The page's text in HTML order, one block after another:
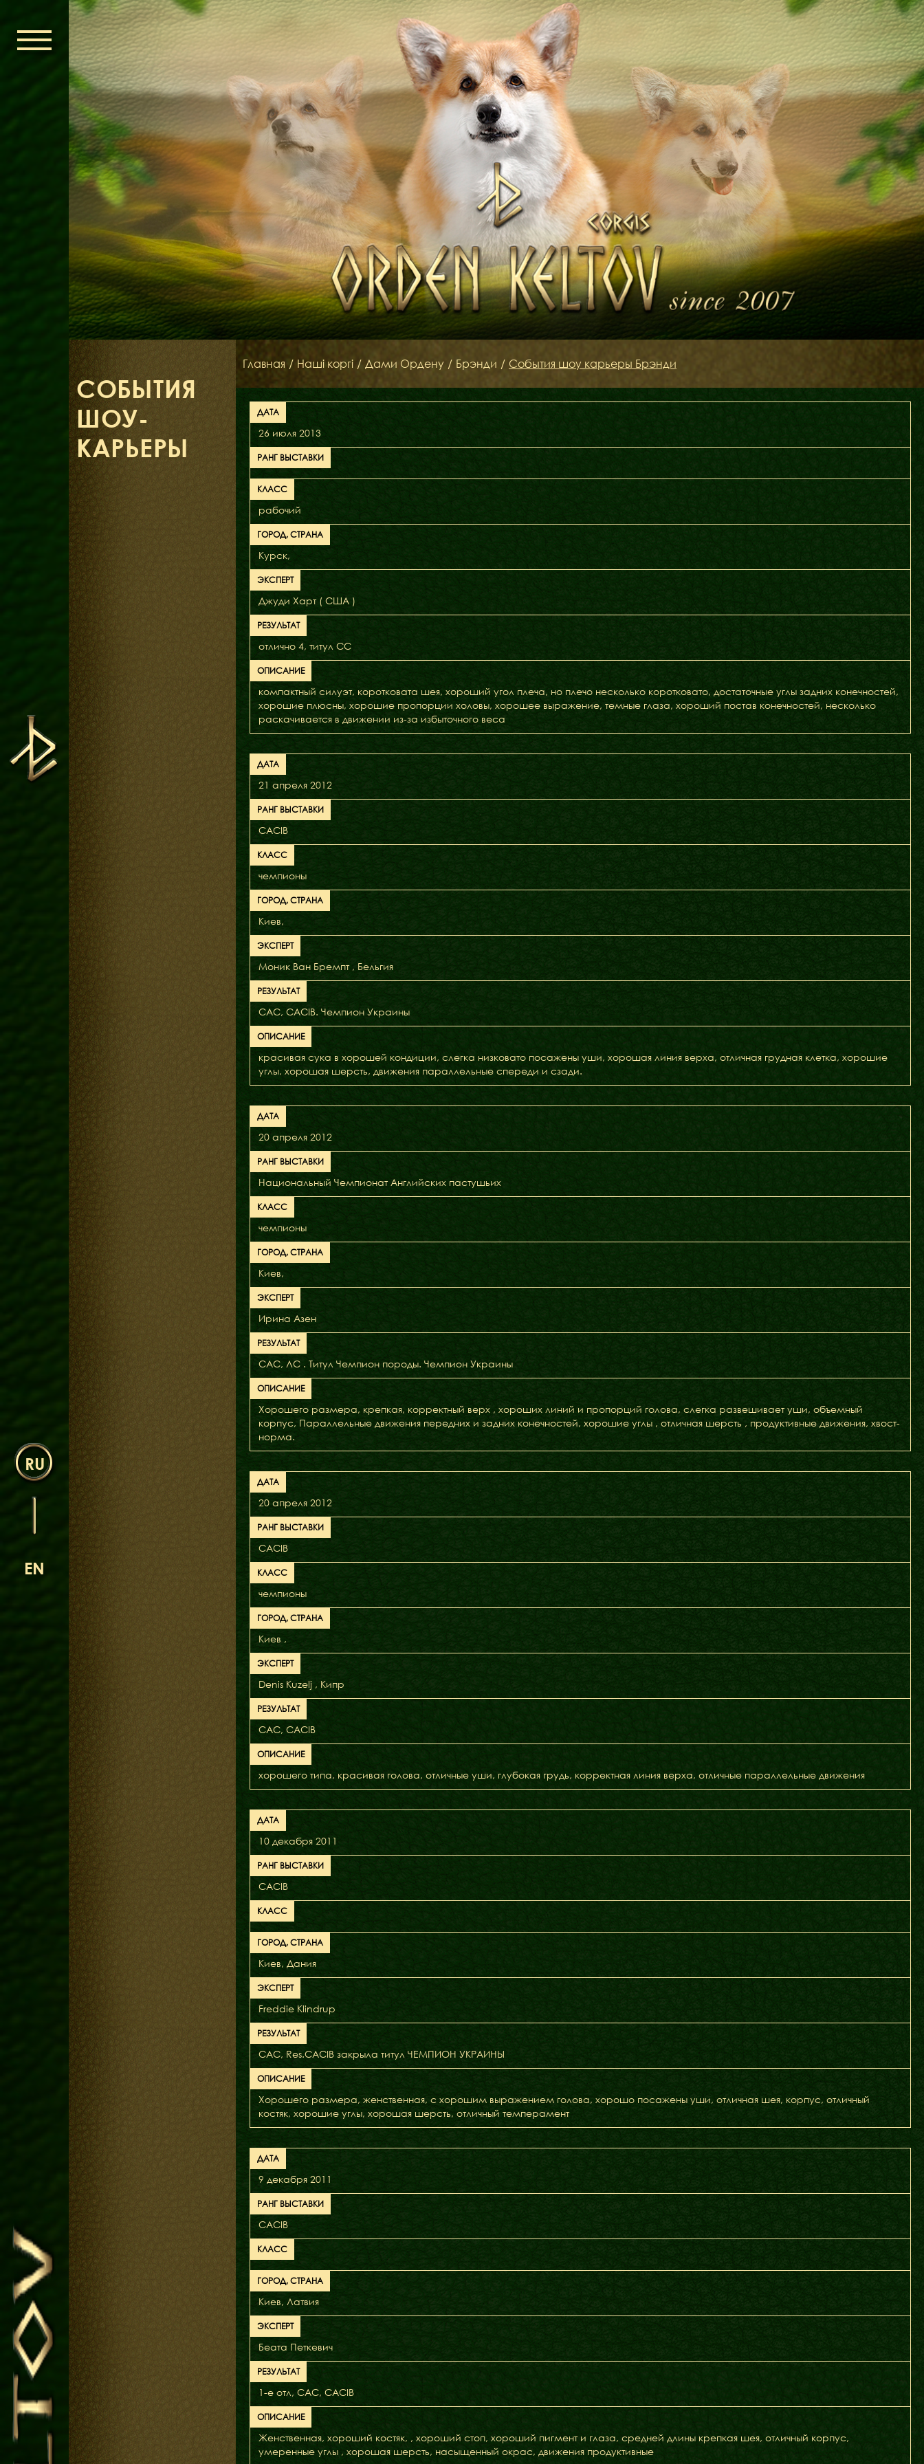
СОБЫТИЯ
ШОУ-
КАРЬЕРЫ
Главная / Наші коргі / Дами Ордену / Брэнди / События шоу карьеры Брэнди
ДАТА
26 июля 2013
РАНГ ВЫСТАВКИ
КЛАСС
рабочий
ГОРОД, СТРАНА
Курск,
ЭКСПЕРТ
Джуди Харт ( США )
РЕЗУЛЬТАТ
отлично 4, титул СС
ОПИСАНИЕ
компактный силуэт, коротковата шея, хороший угол плеча, но плечо несколько коротковато, достаточные углы задних конечностей,
хорошие плюсны, хорошие пропорции холовы, хорошее выражение, темные глаза, хороший постав конечностей, несколько
раскачивается в движении из-за избыточного веса
ДАТА
21 апреля 2012
РАНГ ВЫСТАВКИ
CACIB
КЛАСС
чемпионы
ГОРОД, СТРАНА
Киев,
ЭКСПЕРТ
Моник Ван Бремпт , Бельгия
РЕЗУЛЬТАТ
САС, СACIB. Чемпион Украины
ОПИСАНИЕ
красивая сука в хорошей кондиции, слегка низковато посажены уши, хорошая линия верха, отличная грудная клетка, хорошие
углы, хорошая шерсть, движения параллельные спереди и сзади.
ДАТА
20 апреля 2012
РАНГ ВЫСТАВКИ
Национальный Чемпионат Английских пастушьих
КЛАСС
чемпионы
ГОРОД, СТРАНА
Киев,
ЭКСПЕРТ
Ирина Азен
РЕЗУЛЬТАТ
САС, ЛС . Титул Чемпион породы. Чемпион Украины
ОПИСАНИЕ
Хорошего размера, крепкая, корректный верх , хороших линий и пропорций голова, слегка развешивает уши, объемный
корпус, Параллельные движения передних и задних конечностей, хорошие углы , отличная шерсть , продуктивные движения, хвост-
норма.
ДАТА
20 апреля 2012
РАНГ ВЫСТАВКИ
CACIB
КЛАСС
чемпионы
ГОРОД, СТРАНА
Киев ,
ЭКСПЕРТ
Denis Kuzelj , Kипр
РЕЗУЛЬТАТ
САС, СACIB
ОПИСАНИЕ
хорошего типа, красивая голова, отличные уши, глубокая грудь, корректная линия верха, отличные параллельные движения
ДАТА
10 декабря 2011
РАНГ ВЫСТАВКИ
CACIB
КЛАСС
ГОРОД, СТРАНА
Киев, Дания
ЭКСПЕРТ
Freddie Klindrup
РЕЗУЛЬТАТ
CAC, Res.CACIB закрыла титул ЧЕМПИОН УКРАИНЫ
ОПИСАНИЕ
Хорошего размера, женственная, с хорошим выражением голова, хорошо посажены уши, отличная шея, корпус, отличный
костяк, хорошие углы, хорошая шерсть, отличный темперамент
ДАТА
9 декабря 2011
РАНГ ВЫСТАВКИ
CACIB
КЛАСС
ГОРОД, СТРАНА
Киев, Латвия
ЭКСПЕРТ
Беата Петкевич
РЕЗУЛЬТАТ
1-е отл, CAC, CACIB
ОПИСАНИЕ
Женственная, хороший костяк, , хороший стоп, хороший пигмент и глаза, средней длины крепкая шея, отличный корпус,
умеренные углы , хорошая шерсть, насыщенный окрас, движения продуктивные
RU
EN
ГОЛОВНА
ОРДЕН КЕЛЬТІВ
НОВИНИ
ДИТЯЧА КІМНАТА
КОНТАКТИ
Наші коргі
Кавалери Ордену
Щенята
Блог
Галереї